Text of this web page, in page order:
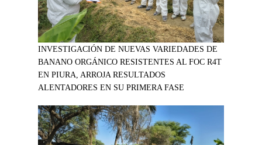
INVESTIGACIÓN DE NUEVAS VARIEDADES DE
BANANO ORGÁNICO RESISTENTES AL FOC R4T
EN PIURA, ARROJA RESULTADOS
ALENTADORES EN SU PRIMERA FASE